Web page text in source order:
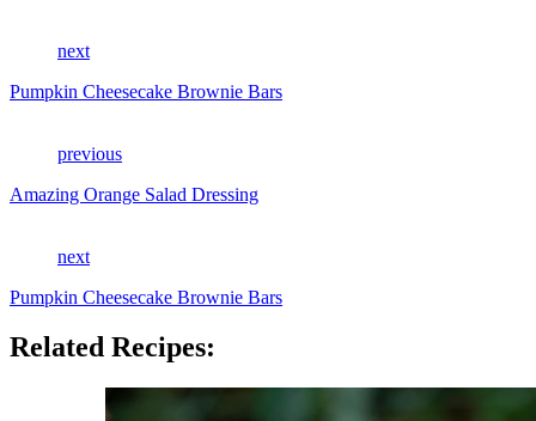
next
Pumpkin Cheesecake Brownie Bars
previous
Amazing Orange Salad Dressing
next
Pumpkin Cheesecake Brownie Bars
Related Recipes: